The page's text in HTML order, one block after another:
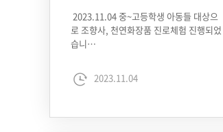
2023.11.04 중~고등학생 아동들 대상으
로 조향사, 천연화장품 진로체험 진행되었
습니…
2023.11.04